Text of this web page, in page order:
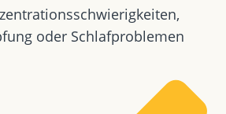
oder Schlafproblemen